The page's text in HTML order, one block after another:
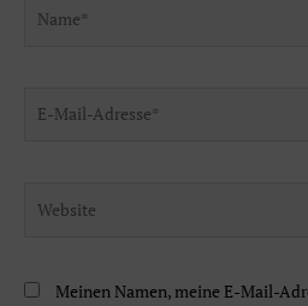
Mail-
Meinen Namen, meine E-Mail-